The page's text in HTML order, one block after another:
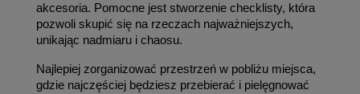
akcesoria. Pomocne jest stworzenie checklisty, która
pozwoli skupić się na rzeczach najważniejszych,
unikając nadmiaru i chaosu.
Najlepiej zorganizować przestrzeń w pobliżu miejsca,
gdzie najczęściej będziesz przebierać i pielęgnować